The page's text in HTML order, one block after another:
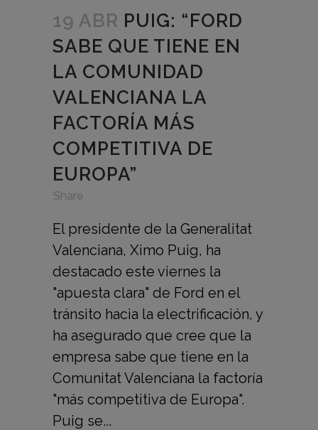
19 ABR PUIG: “FORD
SABE QUE TIENE EN
LA COMUNIDAD
VALENCIANA LA
FACTORÍA MÁS
COMPETITIVA DE
EUROPA”
Share
El presidente de la Generalitat
Valenciana, Ximo Puig, ha
destacado este viernes la
"apuesta clara" de Ford en el
tránsito hacia la electrificación, y
ha asegurado que cree que la
empresa sabe que tiene en la
Comunitat Valenciana la factoría
"más competitiva de Europa".
Puig se...